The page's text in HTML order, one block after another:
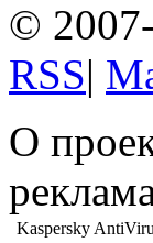
©
RSS|
О
Kaspersky